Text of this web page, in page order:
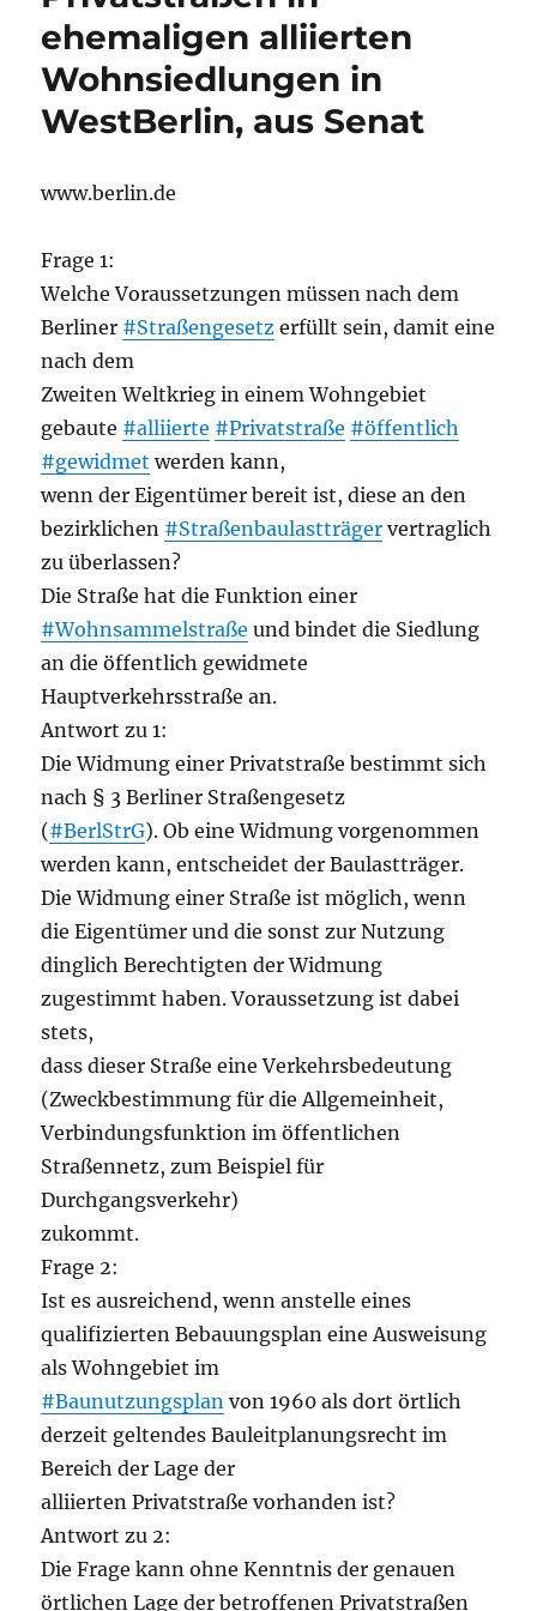
ehemaligen alliierten
Wohnsiedlungen in
WestBerlin, aus Senat
www.berlin.de
Frage 1:
Welche Voraussetzungen müssen nach dem
Berliner #Straßengesetz erfüllt sein, damit eine
nach dem
Zweiten Weltkrieg in einem Wohngebiet
gebaute #alliierte #Privatstraße #öffentlich
#gewidmet werden kann,
wenn der Eigentümer bereit ist, diese an den
bezirklichen #Straßenbaulastträger vertraglich
zu überlassen?
Die Straße hat die Funktion einer
#Wohnsammelstraße und bindet die Siedlung
an die öffentlich gewidmete
Hauptverkehrsstraße an.
Antwort zu 1:
Die Widmung einer Privatstraße bestimmt sich
nach § 3 Berliner Straßengesetz
(#BerlStrG). Ob eine Widmung vorgenommen
werden kann, entscheidet der Baulastträger.
Die Widmung einer Straße ist möglich, wenn
die Eigentümer und die sonst zur Nutzung
dinglich Berechtigten der Widmung
zugestimmt haben. Voraussetzung ist dabei
stets,
dass dieser Straße eine Verkehrsbedeutung
(Zweckbestimmung für die Allgemeinheit,
Verbindungsfunktion im öffentlichen
Straßennetz, zum Beispiel für
Durchgangsverkehr)
zukommt.
Frage 2:
Ist es ausreichend, wenn anstelle eines
qualifizierten Bebauungsplan eine Ausweisung
als Wohngebiet im
#Baunutzungsplan von 1960 als dort örtlich
derzeit geltendes Bauleitplanungsrecht im
Bereich der Lage der
alliierten Privatstraße vorhanden ist?
Antwort zu 2:
Die Frage kann ohne Kenntnis der genauen
örtlichen Lage der betroffenen Privatstraßen